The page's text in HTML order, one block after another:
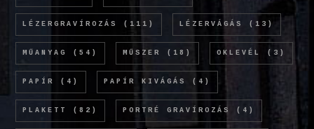
LÉZERGRAVÍROZÁS (111) LÉZERVÁGÁS (13)
MŰANYAG (54) MŰSZER (18) OKLEVÉL (3)
PAPÍR (4) PAPÍR KIVÁGÁS (4)
PLAKETT (82) PORTRÉ GRAVÍROZÁS (4)